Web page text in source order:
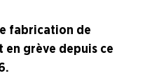
fabrication de
grève depuis ce